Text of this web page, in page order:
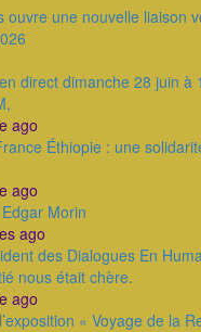
ouvre une nouvelle liaison
direct dimanche 28 juin à
ago
Éthiopie : une
ago
Morin
ago
des Dialogues En
nous était chère.
ago
« Voyage de la